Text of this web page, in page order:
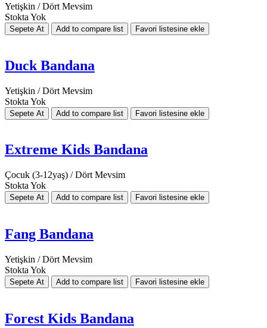
Yetişkin / Dört Mevsim
Stokta Yok
Duck Bandana
Yetişkin / Dört Mevsim
Stokta Yok
Extreme Kids Bandana
Çocuk (3-12yaş) / Dört Mevsim
Stokta Yok
Fang Bandana
Yetişkin / Dört Mevsim
Stokta Yok
Forest Kids Bandana